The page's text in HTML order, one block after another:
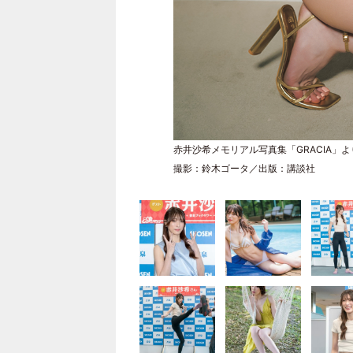
赤井沙希メモリアル写真集「GRACIA」よ
撮影：鈴木ゴータ／出版：講談社